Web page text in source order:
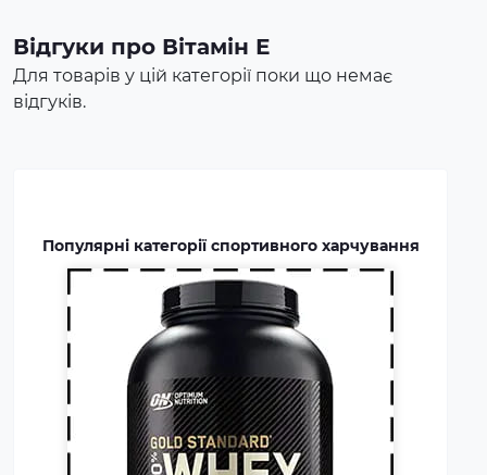
Відгуки про Вітамін Е
Для товарів у цій категорії поки що немає
відгуків.
Популярні категорії спортивного харчування
безпечна харчова добавка, яка
покриває частину добової
потреби людини в білку,
бодібілдерів.